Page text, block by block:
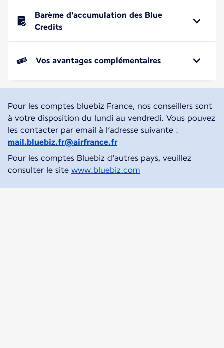
Barème d'accumulation des Blue
Credits
Vos avantages complémentaires
Pour les comptes bluebiz France, nos conseillers sont
à votre disposition du lundi au vendredi. Vous pouvez
les contacter par email à l’adresse suivante :
mail.bluebiz.fr@airfrance.fr
Pour les comptes Bluebiz d’autres pays, veuillez
consulter le site www.bluebiz.com